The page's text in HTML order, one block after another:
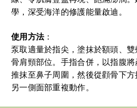
學，深受海洋的修護能量啟迪。
使用方法：
泵取適量於指尖，塗抹於額頭、
骨肩頸部位。手指合併，以指腹
推抹至鼻子周圍，然後從顴骨下
另一側面部重複動作。